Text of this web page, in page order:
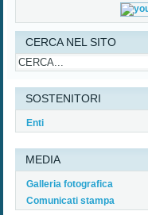
CERCA NEL SITO
SOSTENITORI
Enti
MEDIA
Galleria fotografica
Comunicati stampa